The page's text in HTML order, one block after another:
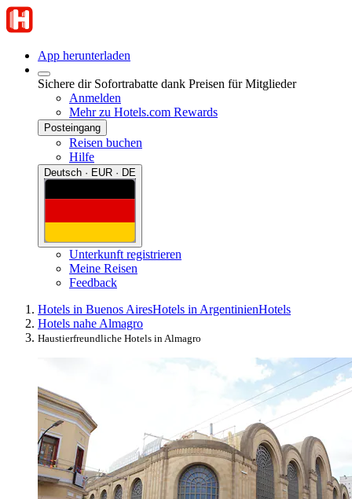
App herunterladen
Sichere dir Sofortrabatte dank Preisen für Mitglieder
Anmelden
Mehr zu Hotels.com Rewards
Posteingang
Reisen buchen
Hilfe
Deutsch · EUR · DE
Unterkunft registrieren
Meine Reisen
Feedback
Hotels in Buenos AiresHotels in ArgentinienHotels
Hotels nahe Almagro
Haustierfreundliche Hotels in Almagro